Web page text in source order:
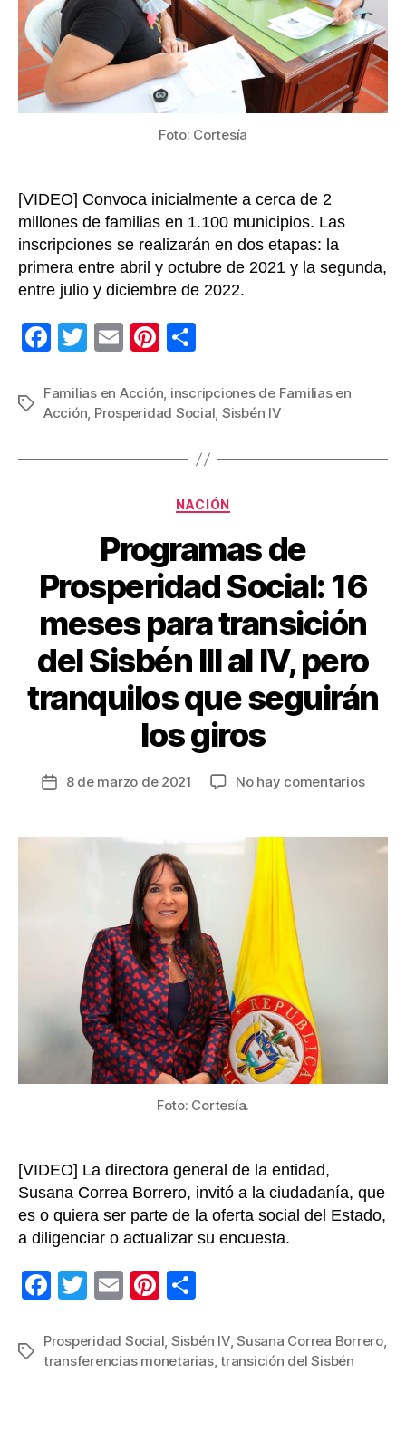
no
se
realiza
este
Foto: Cortesía
[VIDEO] Convoca inicialmente a cerca de 2
millones de familias en 1.100 municipios. Las
inscripciones se realizarán en dos etapas: la
primera entre abril y octubre de 2021 y la segunda,
entre julio y diciembre de 2022.
F
c
e
b
T
tt
er
E
ail
Pi
er
e
st
m
p
ar
Etiquetas
Familias en Acción inscripciones de Familias en
Acción Prosperidad Social Sisbén IV
Categorías
NACIÓN
Programas de
Prosperidad Social: 16
meses para transición
del Sisbén III al IV, pero
tranquilos que seguirán
los giros
Fecha
entrada
8 de marzo de 2021 No hay comentariosen
Foto: Cortesía.
[VIDEO] La directora general de la entidad,
Susana Correa Borrero, invitó a la ciudadanía, que
es o quiera ser parte de la oferta social del Estado,
a diligenciar o actualizar su encuesta.
F
c
e
T
tt
er
E
ail
Pi
er
e
m
p
Etiquetas
Prosperidad Social Sisbén IV,Susana Correa Borrero,
transferencias monetarias,transición del Sisbén